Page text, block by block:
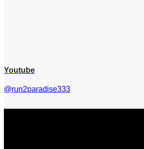
Youtube
@run2paradise333